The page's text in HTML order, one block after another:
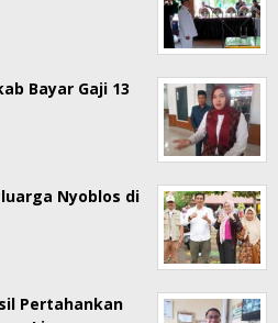
Bayar Gaji 13
Nyoblos di
Pertahankan